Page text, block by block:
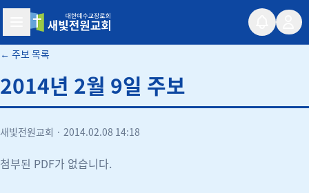
새빛전원교회
← 주보 목록
2014년 2월 9일 주보
새빛전원교회 · 2014.02.08 14:18
첨부된 PDF가 없습니다.